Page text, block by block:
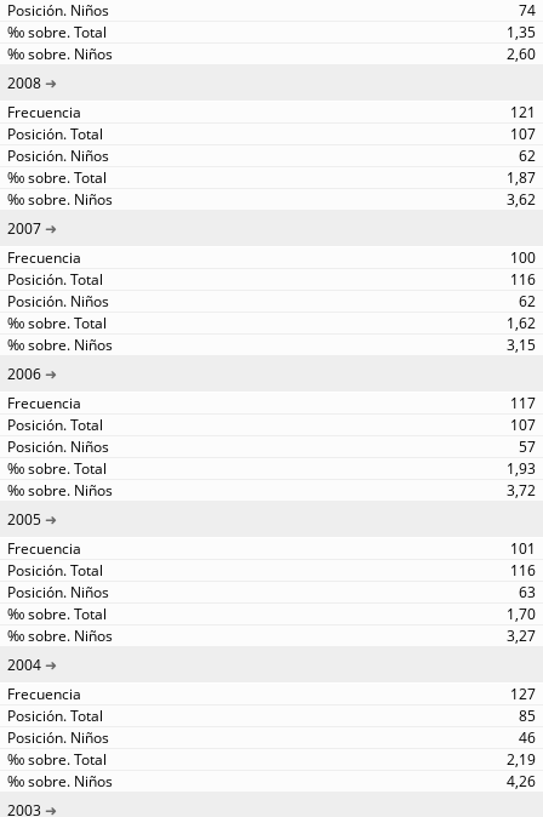
74
1,35
2,60
2008
121
107
62
1,87
3,62
2007
100
116
62
1,62
3,15
2006
117
107
57
1,93
3,72
2005
101
116
63
1,70
3,27
2004
127
85
46
2,19
4,26
2003